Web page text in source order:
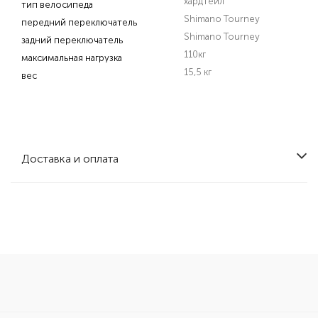
тип велосипеда
передний переключатель
Shimano Tourney
задний переключатель
Shimano Tourney
максимальная нагрузка
110кг
вес
15,5 кг
Доставка и оплата